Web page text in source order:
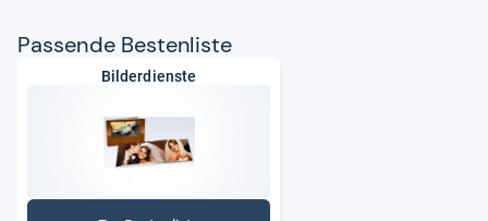
Pas­sende Bes­ten­liste
Bilderdienste